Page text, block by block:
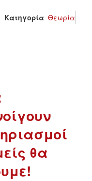
Κατηγορία Θεωρία
θα